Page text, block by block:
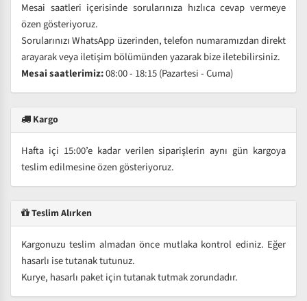
Mesai saatleri içerisinde sorularınıza hızlıca cevap vermeye
özen gösteriyoruz.
Sorularınızı WhatsApp üzerinden, telefon numaramızdan direkt
arayarak veya iletişim bölümünden yazarak bize iletebilirsiniz.
Mesai saatlerimiz:08:00 - 18:15 (Pazartesi - Cuma)
Kargo
Hafta içi 15:00’e kadar verilen siparişlerin aynı gün kargoya
teslim edilmesine özen gösteriyoruz.
Teslim Alırken
Kargonuzu teslim almadan önce mutlaka kontrol ediniz. Eğer
hasarlı ise tutanak tutunuz.
Kurye, hasarlı paket için tutanak tutmak zorundadır.